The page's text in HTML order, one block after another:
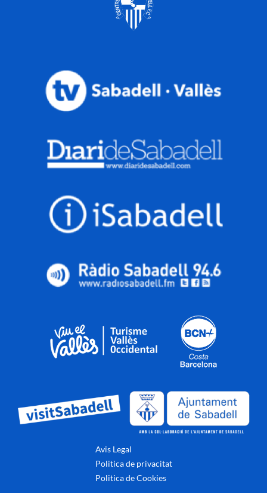
Avis Legal
Politica de privacitat
Politica de Cookies